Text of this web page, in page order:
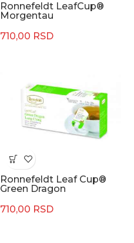
Ronnefeldt LeafCup®
Morgentau
710,00 RSD
Ronnefeldt Leaf Cup®
Green Dragon
710,00 RSD